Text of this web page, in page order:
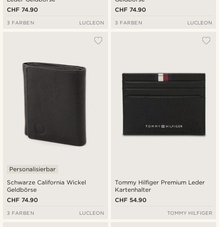
CHF 74.90
3 FARBEN LUCLEON
CHF 74.90
3 FARBEN LUCLEON
Schwarze California Wickel
Geldbörse
Personalisierbar
CHF 74.90
3 FARBEN LUCLEON
Tommy Hilfiger Premium Leder
Kartenhalter
CHF 54.90
TOMMY HILFIGER